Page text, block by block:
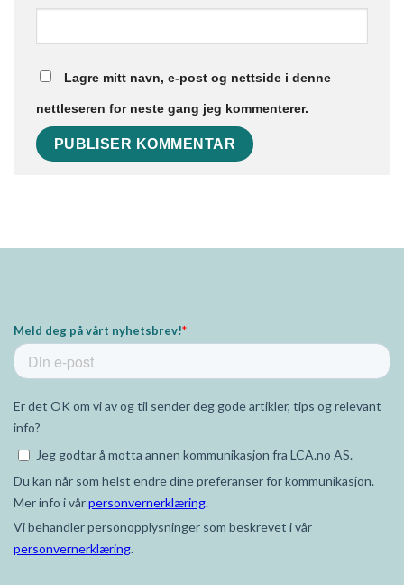
Lagre mitt navn, e-post og nettside i denne
nettleseren for neste gang jeg kommenterer.